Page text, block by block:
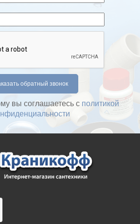
вы соглашаетесь с политикой